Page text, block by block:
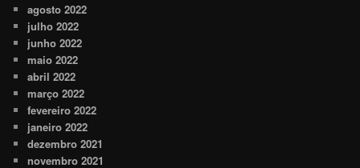
agosto 2022
julho 2022
junho 2022
maio 2022
abril 2022
março 2022
fevereiro 2022
janeiro 2022
dezembro 2021
novembro 2021